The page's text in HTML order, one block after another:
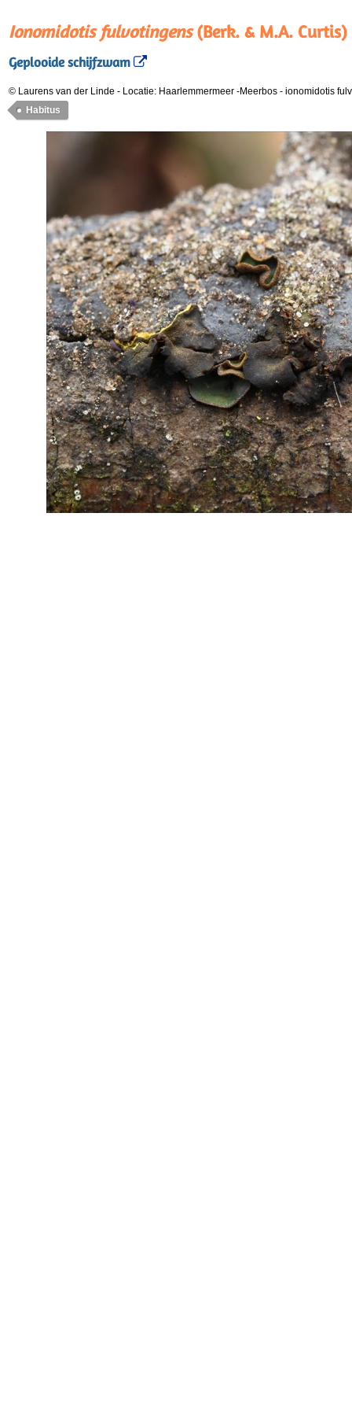
Ionomidotis fulvotingens(Berk. & M.A. Curtis)
Geplooide schijfzwam
© Laurens van der Linde - Locatie: Haarlemmermeer -Meerbos - ionomidotis
Habitus